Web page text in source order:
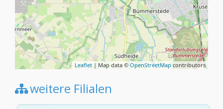
Leaflet | Map data © OpenStreetMap contributors
weitere Filialen